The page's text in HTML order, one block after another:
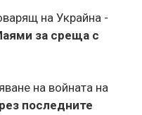
на Украйна -
за среща с
на войната на
последните